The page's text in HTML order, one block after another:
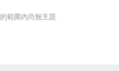
範圍內尚無主題